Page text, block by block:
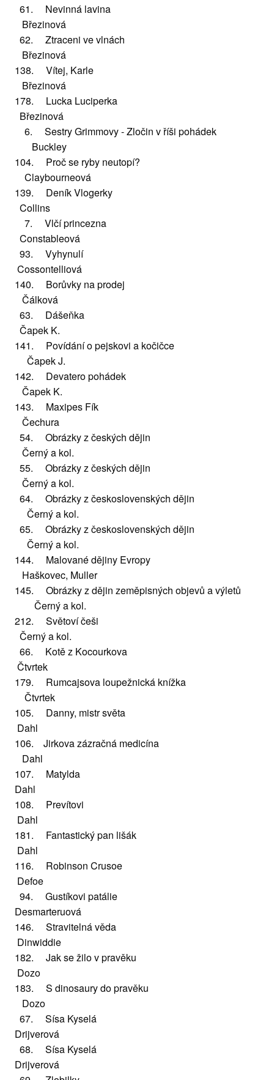
61. Nevinná lavina
Březinová
62. Ztraceni ve vlnách
Březinová
138. Vítej, Karle
Březinová
178. Lucka Luciperka
Březinová
6. Sestry Grimmovy - Zločin v říši pohádek
Buckley
104. Proč se ryby neutopí?
Claybourneová
139. Deník Vlogerky
Collins
7. Vlčí princezna
Constableová
93. Vyhynulí
Cossontelliová
140. Borůvky na prodej
Čálková
63. Dášeňka
Čapek K.
141. Povídání o pejskovi a kočičce
Čapek J.
142. Devatero pohádek
Čapek K.
143. Maxipes Fík
Čechura
54. Obrázky z českých dějin
Černý a kol.
55. Obrázky z českých dějin
Černý a kol.
64. Obrázky z československých dějin
Černý a kol.
65. Obrázky z československých dějin
Černý a kol.
144. Malované dějiny Evropy
Haškovec, Muller
145. Obrázky z dějin zeměpisných objevů a výletů
Černý a kol.
212. Světoví češi
Černý a kol.
66. Kotě z Kocourkova
Čtvrtek
179. Rumcajsova loupežnická knížka
Čtvrtek
105. Danny, mistr světa
Dahl
106. Jirkova zázračná medicína
Dahl
107. Matylda
Dahl
108. Prevítovi
Dahl
181. Fantastický pan lišák
Dahl
116. Robinson Crusoe
Defoe
94. Gustíkovi patálie
Desmarteruová
146. Stravitelná věda
Dinwiddie
182. Jak se žilo v pravěku
Dozo
183. S dinosaury do pravěku
Dozo
67. Sísa Kyselá
Drijverová
68. Sísa Kyselá
Drijverová